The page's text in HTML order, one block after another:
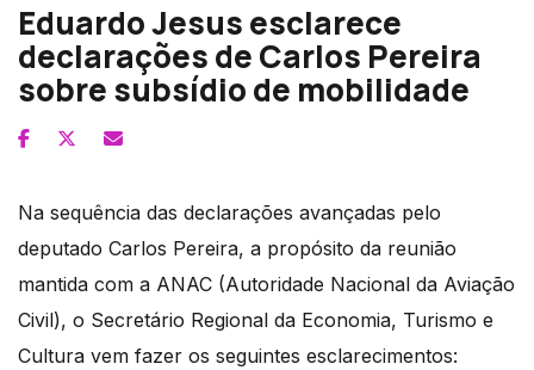
Eduardo Jesus esclarece
declarações de Carlos Pereira
sobre subsídio de mobilidade
Na sequência das declarações avançadas pelo
deputado Carlos Pereira, a propósito da reunião
mantida com a ANAC (Autoridade Nacional da Aviação
Civil), o Secretário Regional da Economia, Turismo e
Cultura vem fazer os seguintes esclarecimentos: